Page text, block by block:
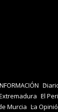
El
Murcia La